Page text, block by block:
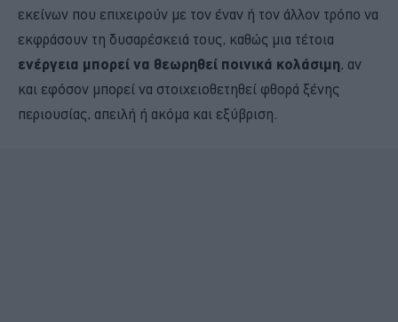
εκείνων που επιχειρούν με τον έναν ή τον άλλον τρόπο να
εκφράσουν τη δυσαρέσκειά τους, καθώς μια τέτοια
ενέργεια μπορεί να θεωρηθεί ποινικά κολάσιμη, αν
και εφόσον μπορεί να στοιχειοθετηθεί φθορά ξένης
περιουσίας, απειλή ή ακόμα και εξύβριση.